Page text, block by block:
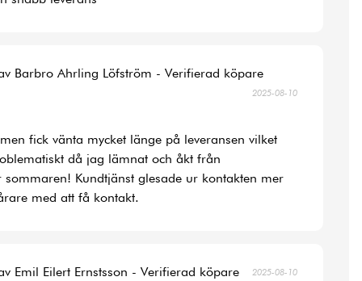
Barbro Ahrling Löfström - Verifierad köpare
2025-08-10
fick vänta mycket länge på leveransen vilket
då jag lämnat och åkt från
sommaren! Kundtjänst glesade ur kontakten mer
med att få kontakt.
Emil Eilert Ernstsson - Verifierad köpare 2025-08-10